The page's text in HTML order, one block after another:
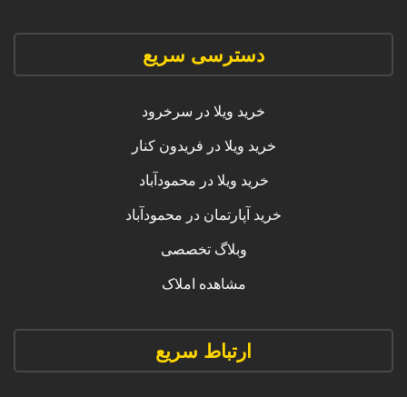
دسترسی سریع
خرید ویلا در سرخرود
خرید ویلا در فریدون کنار
خرید ویلا در محمودآباد
خرید آپارتمان در محمودآباد
وبلاگ تخصصی
مشاهده املاک
ارتباط سریع